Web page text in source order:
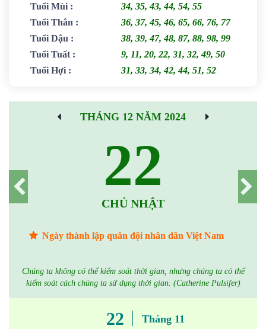
Tuổi Mùi :
34, 35, 43, 44, 54, 55
Tuổi Thân :
36, 37, 45, 46, 65, 66, 76, 77
Tuổi Dậu :
38, 39, 47, 48, 87, 88, 98, 99
Tuổi Tuất :
9, 11, 20, 22, 31, 32, 49, 50
Tuổi Hợi : 31, 33, 34, 42, 44, 51, 52
THÁNG 12 NĂM 2024
22
CHỦ NHẬT
Ngày thành lập quân đội nhân dân Việt Nam
Chúng ta không có thể kiểm soát thời gian, nhưng chúng ta có thể
kiểm soát cách chúng ta sử dụng thời gian. (Catherine Pulsifer)
22 Tháng 11